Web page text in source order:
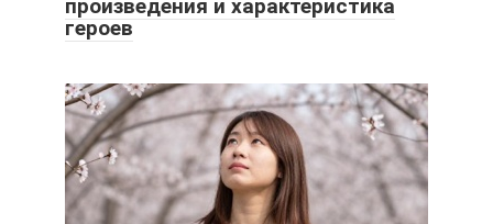
произведения и характеристика
героев